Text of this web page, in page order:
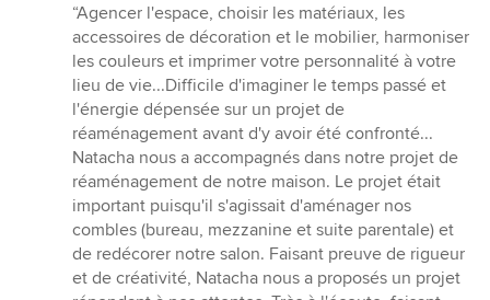
moyenne
:
5
étoiles
sur
5
“Agencer l'espace, choisir les matériaux, les
accessoires de décoration et le mobilier, harmoniser
les couleurs et imprimer votre personnalité à votre
lieu de vie...Difficile d'imaginer le temps passé et
l'énergie dépensée sur un projet de
réaménagement avant d'y avoir été confronté...
Natacha nous a accompagnés dans notre projet de
réaménagement de notre maison. Le projet était
important puisqu'il s'agissait d'aménager nos
combles (bureau, mezzanine et suite parentale) et
de redécorer notre salon. Faisant preuve de rigueur
et de créativité, Natacha nous a proposés un projet